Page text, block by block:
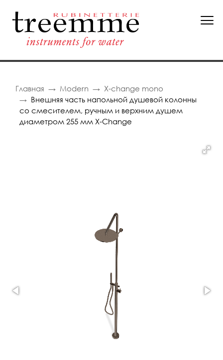
Главная Modern
X-change mono
Внешняя часть напольной душевой колонны
со смесителем, ручным и верхним душем
диаметром 255 мм X-Change